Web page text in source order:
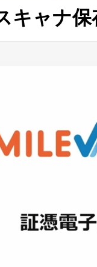
キャナ保